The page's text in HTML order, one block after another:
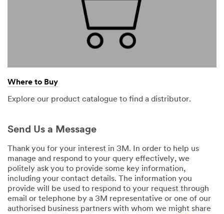
Where to Buy
Explore our product catalogue to find a distributor.
Send Us a Message
Thank you for your interest in 3M. In order to help us
manage and respond to your query effectively, we
politely ask you to provide some key information,
including your contact details. The information you
provide will be used to respond to your request through
email or telephone by a 3M representative or one of our
authorised business partners with whom we might share